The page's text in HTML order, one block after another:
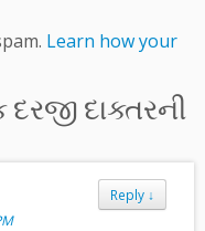
Learn how your
દાક્તરની
Reply ↓